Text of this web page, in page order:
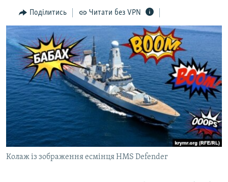
ВСЕ ЗА ДЕНЬ
СПЕЦПРОЕКТИ
ДЕПОРТАЦІЯ
ВІДЕОУРОКИ «ELIFBE»
СВІДЧЕННЯ ОКУПАЦІЇ
УКРАЇНСЬКА ПРОБЛЕМА КРИМУ
ІНФОГРАФІКА
ЯК ОБІЙТИ БЛОКУВАННЯ
Русский
Qırımtatar
ДОЛУЧАЙСЯ!
Поділитись Читати без VPN
Колаж із зображення есмінця HMS Defender